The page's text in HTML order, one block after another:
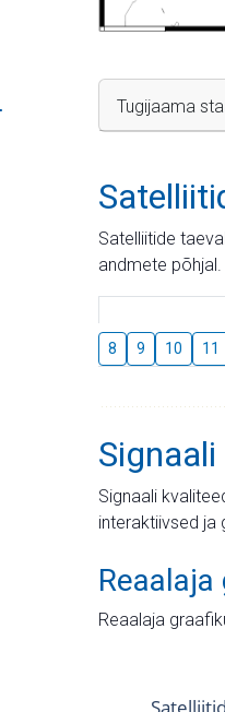
alammenüü
alammenüü
Tugijaama
Satelliitide
andmete
8 9 10 11
Signaali
interaktiivsed ja
Reaalaja